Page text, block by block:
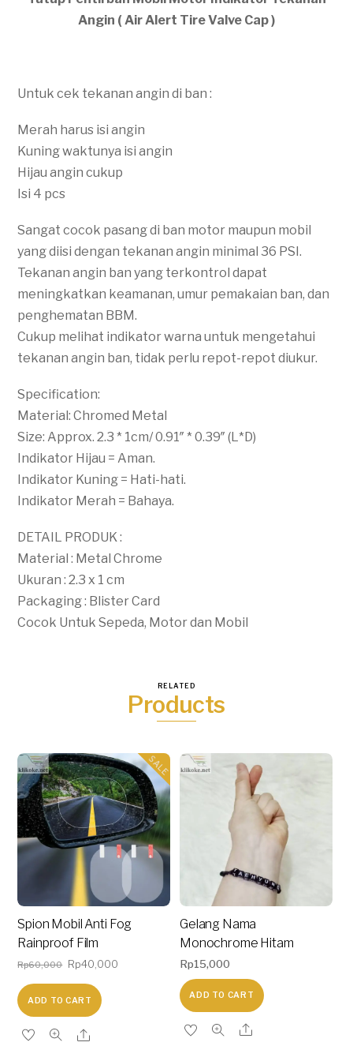
Angin ( Air Alert Tire Valve Cap )
Untuk cek tekanan angin di ban :
Merah harus isi angin
Kuning waktunya isi angin
Hijau angin cukup
Isi 4 pcs
Sangat cocok pasang di ban motor maupun mobil
yang diisi dengan tekanan angin minimal 36 PSI.
Tekanan angin ban yang terkontrol dapat
meningkatkan keamanan, umur pemakaian ban, dan
penghematan BBM.
Cukup melihat indikator warna untuk mengetahui
tekanan angin ban, tidak perlu repot-repot diukur.
Specification:
Material: Chromed Metal
Size: Approx. 2.3 * 1cm/ 0.91″ * 0.39″ (L*D)
Indikator Hijau = Aman.
Indikator Kuning = Hati-hati.
Indikator Merah = Bahaya.
DETAIL PRODUK :
Material : Metal Chrome
Ukuran : 2.3 x 1 cm
Packaging : Blister Card
Cocok Untuk Sepeda, Motor dan Mobil
RELATED
Products
SALE
Spion Mobil Anti Fog
Rainproof Film
Rp60,000 Original
price
was:
Rp60,000.
Rp40,000Current
ADD TO CART
Gelang Nama
Monochrome Hitam
Rp15,000
ADD TO CART